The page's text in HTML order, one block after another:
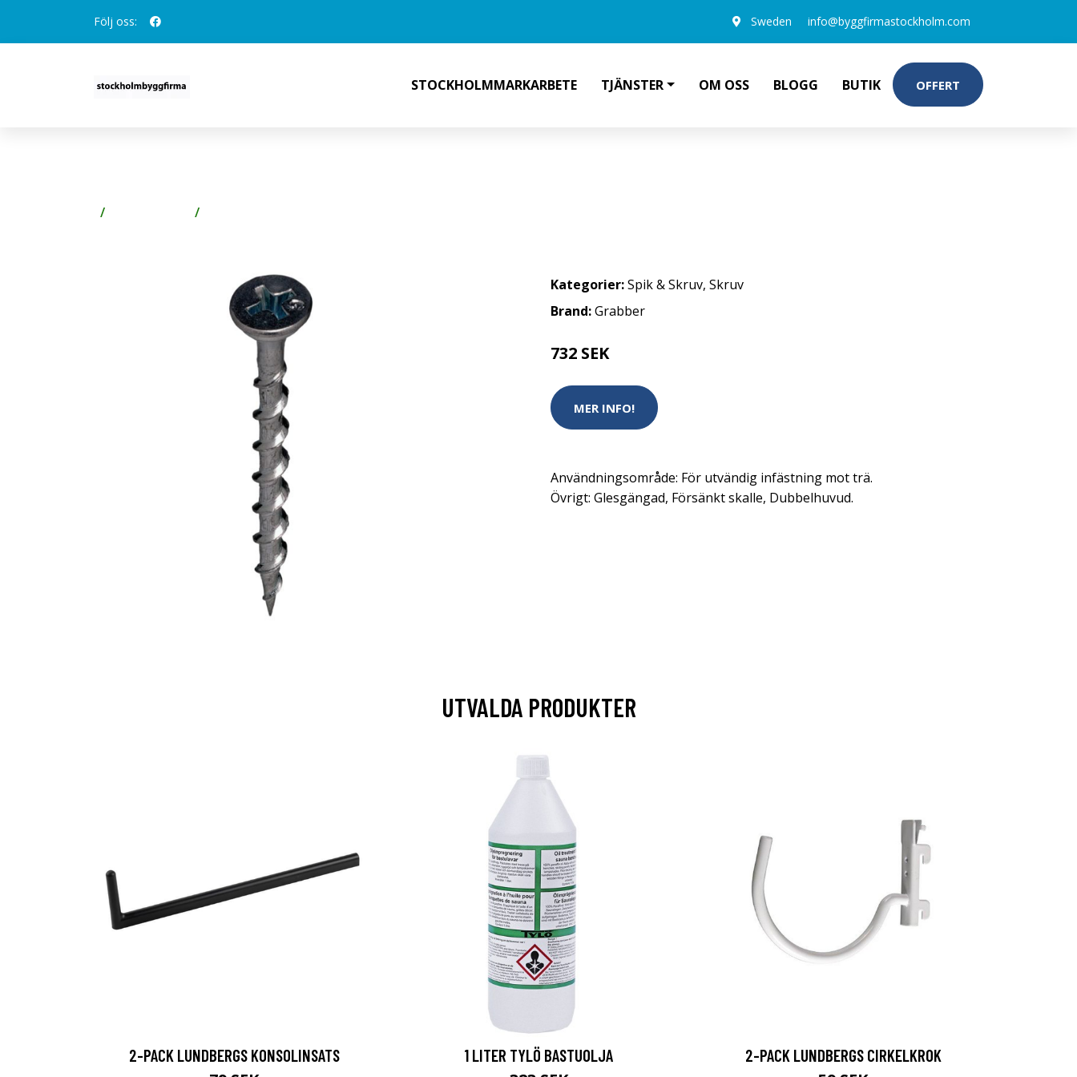
Följ oss: Sweden info@byggfirmastockholm.com
STOCKHOLMMARKARBETE TJÄNSTER OM OSS BLOGG BUTIK OFFERT
Kategorier:Spik & Skruv, Skruv
Brand:Grabber
732 SEK
MER INFO!
Användningsområde: För utvändig infästning mot trä.
Övrigt: Glesgängad, Försänkt skalle, Dubbelhuvud.
UTVALDA PRODUKTER
2-PACK LUNDBERGS KONSOLINSATS 1 LITER TYLÖ BASTUOLJA 2-PACK LUNDBERGS CIRKELKROK